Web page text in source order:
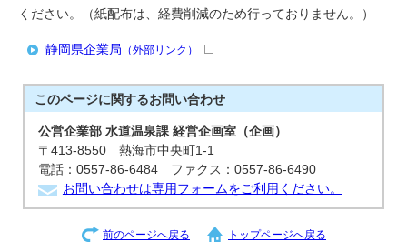
ください。（紙配布は、経費削減のため行っておりません。）
静岡県企業局 （外部リンク）
このページに関するお問い合わせ
公営企業部 水道温泉課 経営企画室（企画）
〒413-8550 熱海市中央町1-1
電話：0557-86-6484 ファクス：0557-86-6490
お問い合わせは専用フォームをご利用ください。
前のページへ戻る トップページへ戻る